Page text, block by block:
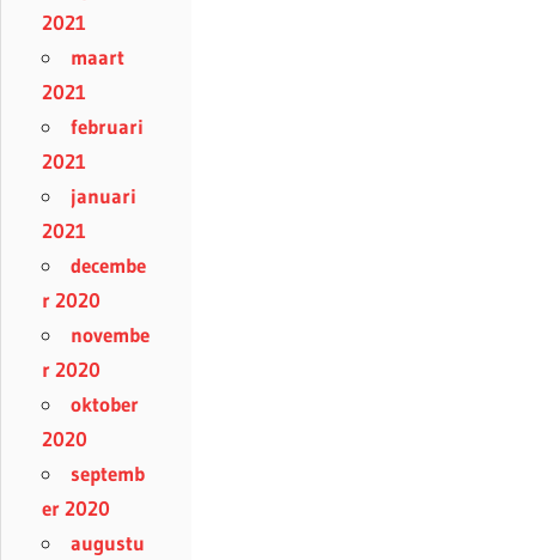
2021
maart
2021
februari
2021
januari
2021
decembe
r 2020
novembe
r 2020
oktober
2020
septemb
er 2020
augustu